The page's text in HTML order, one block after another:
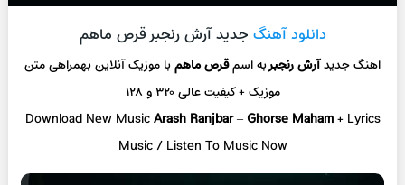
دانلود آهنگ جدید آرش رنجبر قرص ماهم
اهنگ جدیدآرش رنجبربه اسمقرص ماهمبا موزیک آنلاینبهمراهی متن
موزیک + کیفیت عالی ۳۲۰ و ۱۲۸
Download New MusicArash Ranjbar–Ghorse Maham+ Lyrics
Music / Listen To Music Now